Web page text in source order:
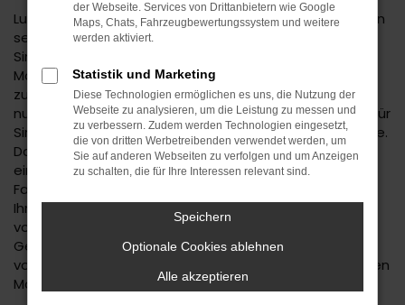
Lust auf einen Spartipp aus dem Autohaus Daub? Dann
setzen Sie auf einen Renault Gebrauchtwagen. Für
Sindelfingen existiert keine günstigere Variante der
Mobilität und Sie dürfen sich auf ein rundum
zuverlässiges Fahrzeug freuen. Wir bieten Ihnen nicht
nur eine große Auswahl an Renault Gebrauchtwagen für
Sindelfingen, sondern auch einen umfassenden Service.
Das beginnt mit der Beratung, bei der wir Ihnen erst
einmal genau zuhören. Wir finden heraus, welches
Fahrzeug das passende für Sie ist und unterbreiten
Ihnen auf Basis Ihrer individuellen Vorgaben eine Reihe
von Vorschlägen. Wenn wir uns für einen Renault
Gebrauchtwagen entschieden haben, profitieren Sie
von unserer meist großen Auswahl an unterschiedlichen
Modellen.
der Webseite. Services von Drittanbietern wie Google
Maps, Chats, Fahrzeugbewertungssystem und weitere
werden aktiviert.
Statistik und Marketing
Diese Technologien ermöglichen es uns, die Nutzung der
Webseite zu analysieren, um die Leistung zu messen und
zu verbessern. Zudem werden Technologien eingesetzt,
die von dritten Werbetreibenden verwendet werden, um
Sie auf anderen Webseiten zu verfolgen und um Anzeigen
zu schalten, die für Ihre Interessen relevant sind.
Speichern
Optionale Cookies ablehnen
Alle akzeptieren